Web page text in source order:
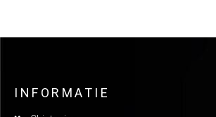
INFORMATIE